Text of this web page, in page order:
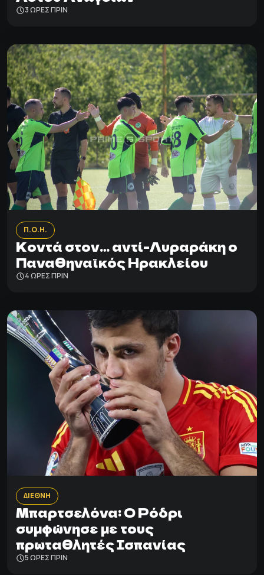
3 ΩΡΕΣ ΠΡΙΝ
Π.Ο.Η.
Κοντά στον… αντί-Λυραράκη ο
Παναθηναϊκός Ηρακλείου
4 ΩΡΕΣ ΠΡΙΝ
ΔΙΕΘΝΗ
Μπαρτσελόνα: Ο Ρόδρι
συμφώνησε με τους
πρωταθλητές Ισπανίας
5 ΩΡΕΣ ΠΡΙΝ